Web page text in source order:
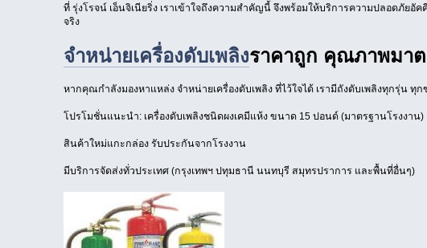
ที่ รุ่งโรจน์ เอ็นจิเนียริ่ง เราเข้าใจถึงความสำคัญนี้ จึงพร้อมให้บริการความปลอดภัย
จริง
จำหน่ายเครื่องดับเพลิงราคาถูก คุณภาพมา
หากคุณกำลังมองหาแหล่ง จำหน่ายเครื่องดับเพลิง ที่ไว้ใจได้ เรามีถังดับเพลิงทุกรุ่น
โปรโมชั่นแนะนำ: เครื่องดับเพลิงชนิดผงเคมีแห้ง ขนาด 15 ปอนด์ (มาตรฐานโรงงาน)
สินค้าใหม่แกะกล่อง รับประกันจากโรงงาน
มีบริการจัดส่งทั่วประเทศ (กรุงเทพฯ ปทุมธานี นนทบุรี สมุทรปราการ และพื้นที่อื่นๆ)